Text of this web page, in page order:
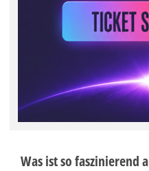
Was ist so faszinierend